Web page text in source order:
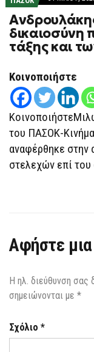
δικαιοσύνη
τάξης και
Κοινοποιήστε
του ΠΑΣΟΚ-
αναφέρθηκε στην
στελεχών επί
Αφήστε
Η ηλ. διεύθυνση σας
σημειώνονται με *
Σχόλιο *